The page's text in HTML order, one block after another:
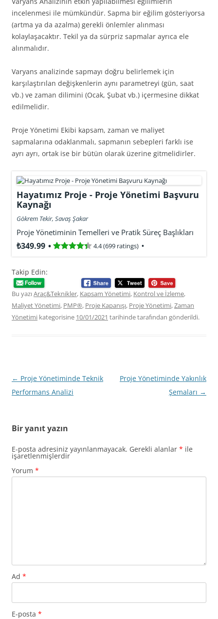
incelenmesi ile mümkündür. Sapma bir eğilim gösteriyorsa
(artma ya da azalma) gerekli önlemler alınması
kolaylaşacaktır. Tekil ya da sürpriz sapmalar ayrıca ele
alınmalıdır.
Varyans analizinde sapmayı doğru belirlemek için
karşılaştırılan değişkenlerin aynı parametreyi (gün, saat
vb.) ve zaman dilimini (Ocak, Şubat vb.) içermesine dikkat
edilmelidir.
Proje Yönetimi Ekibi kapsam, zaman ve maliyet
sapmalarına odaklanmalı, sapmanın sebepleri farklı ise
ayrı ayrı, ortak ise bir bütün olarak üzerine gitmelidirler.
Hayatımız Proje - Proje Yönetimi Başvuru
Kaynağı
Gökrem Tekir, Savaş Şakar
Proje Yönetiminin Temelleri ve Pratik Süreç Başlıkları
₺349.99 4.4 (699 ratings)
Takip Edin:
Bu yazıAraç&Teknikler, Kapsam Yönetimi, Kontrol ve İzleme,
Maliyet Yönetimi, PMP®, Proje Kapanışı, Proje Yönetimi,Zaman
Yönetimi kategorisine 10/01/2021 tarihindetarafından gönderildi.
Yazı
dolaşımı
← Proje Yönetiminde Teknik
Performans Analizi
Proje Yönetiminde Yakınlık
Şemaları →
Bir yanıt yazın
E-posta adresiniz yayınlanmayacak. Gerekli alanlar * ile
işaretlenmişlerdir
Yorum *
Ad *
E-posta *